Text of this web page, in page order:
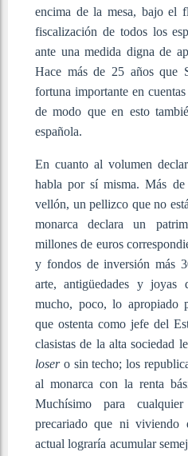
encima de la mesa, bajo el
fiscalización de todos los
ante una medida digna de
Hace más de 25 años que
fortuna importante en
de modo que en esto
española.
En cuanto al volumen
habla por sí misma. Más
vellón, un pellizco que no
monarca declara un
millones de euros
y fondos de inversión más
arte, antigüedades y joyas
mucho, poco, lo apropiado
que ostenta como jefe del
clasistas de la alta sociedad
losero sin techo; los
al monarca con la renta
Muchísimo para
precariado que ni viviendo
actual lograría acumular